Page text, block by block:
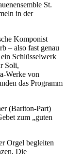
St.
in der
Komponist
– also fast genau
Schlüsselwerk
Soli,
Werke von
das Programm
(Bariton-Part)
zum „guten
Orgel begleiten
Die